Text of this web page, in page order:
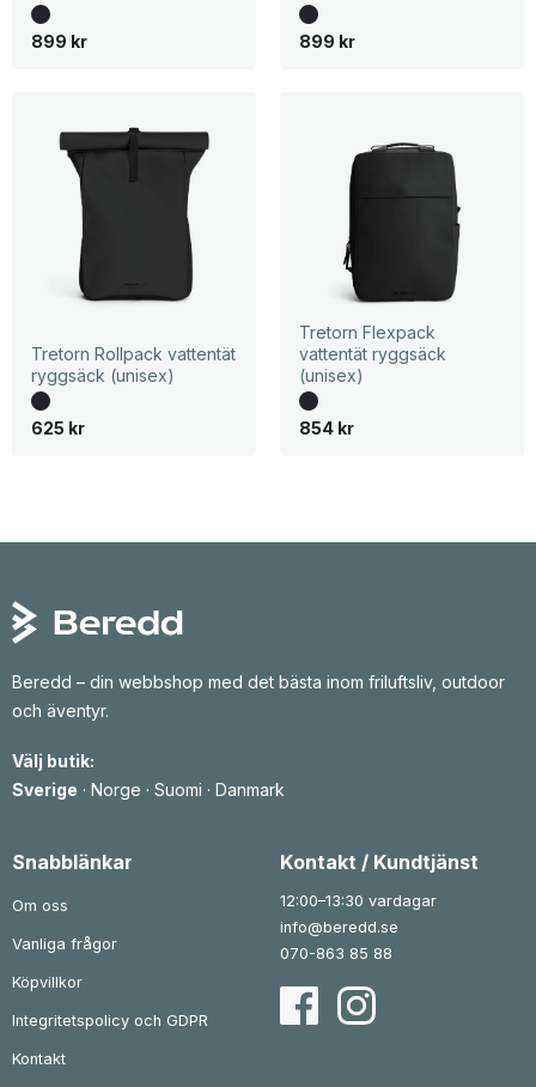
899 kr 899 kr
Tretorn Rollpack vattentät
ryggsäck (unisex)
625 kr
Tretorn Flexpack
vattentät ryggsäck
(unisex)
854 kr
Beredd – din webbshop med det bästa inom friluftsliv, outdoor
och äventyr.
Välj butik:
Sverige · Norge · Suomi · Danmark
Snabblänkar
Om oss
Vanliga frågor
Köpvillkor
Integritetspolicy och GDPR
Kontakt
Kontakt / Kundtjänst
12:00–13:30 vardagar
info@beredd.se
070-863 85 88